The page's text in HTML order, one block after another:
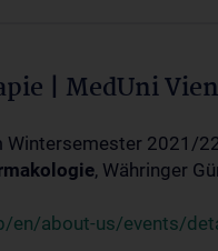
| MedUni
2021/
, Währinger
en/about-us/events/